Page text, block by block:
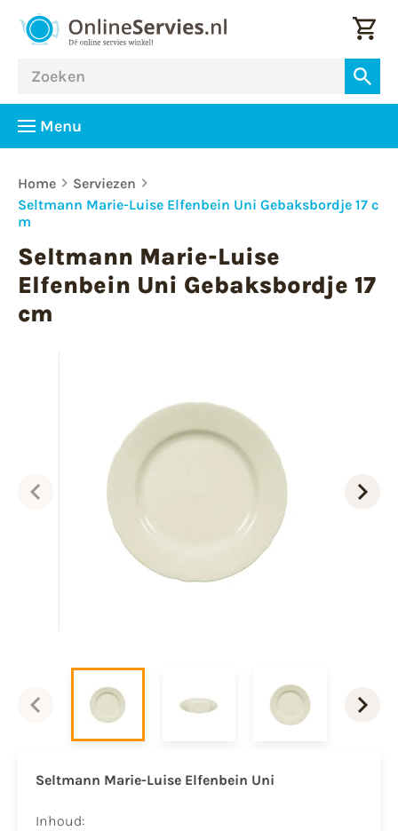
Menu
Home
Serviezen
Seltmann Marie-Luise Elfenbein Uni Gebaksbordje 17 c
m
Seltmann Marie-Luise
Elfenbein Uni Gebaksbordje 17
cm
Seltmann Marie-Luise Elfenbein Uni
Inhoud: